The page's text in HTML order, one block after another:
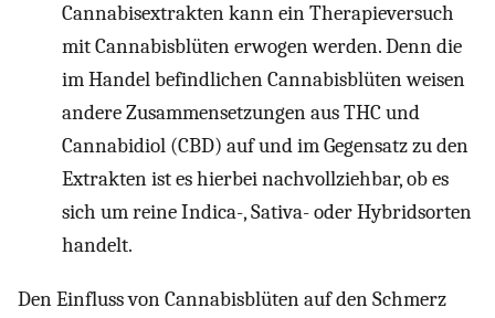
Cannabisextrakten kann ein Therapieversuch
mit Cannabisblüten erwogen werden. Denn die
im Handel befindlichen Cannabisblüten weisen
andere Zusammensetzungen aus THC und
Cannabidiol (CBD) auf und im Gegensatz zu den
Extrakten ist es hierbei nachvollziehbar, ob es
sich um reine Indica-, Sativa- oder Hybridsorten
handelt.
Den Einfluss von Cannabisblüten auf den Schmerz